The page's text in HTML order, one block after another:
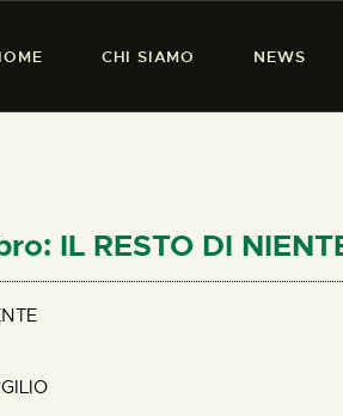
CHI SIAMO NEWS
IL RESTO DI